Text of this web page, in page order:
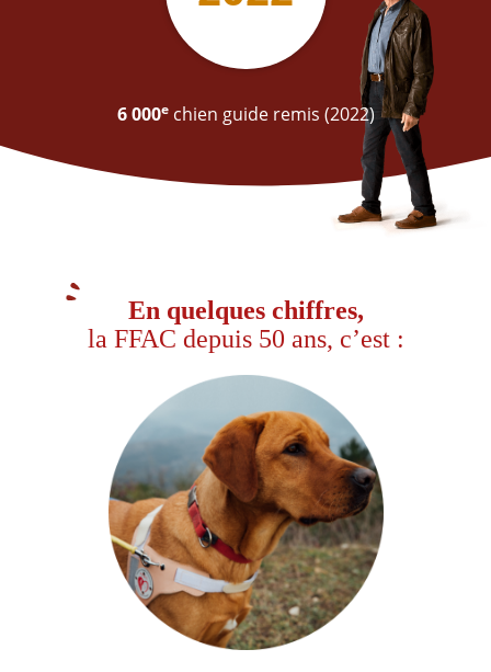
6 000echien guide remis (2022)
En quelques chiffres,
la FFAC depuis 50 ans, c’est :